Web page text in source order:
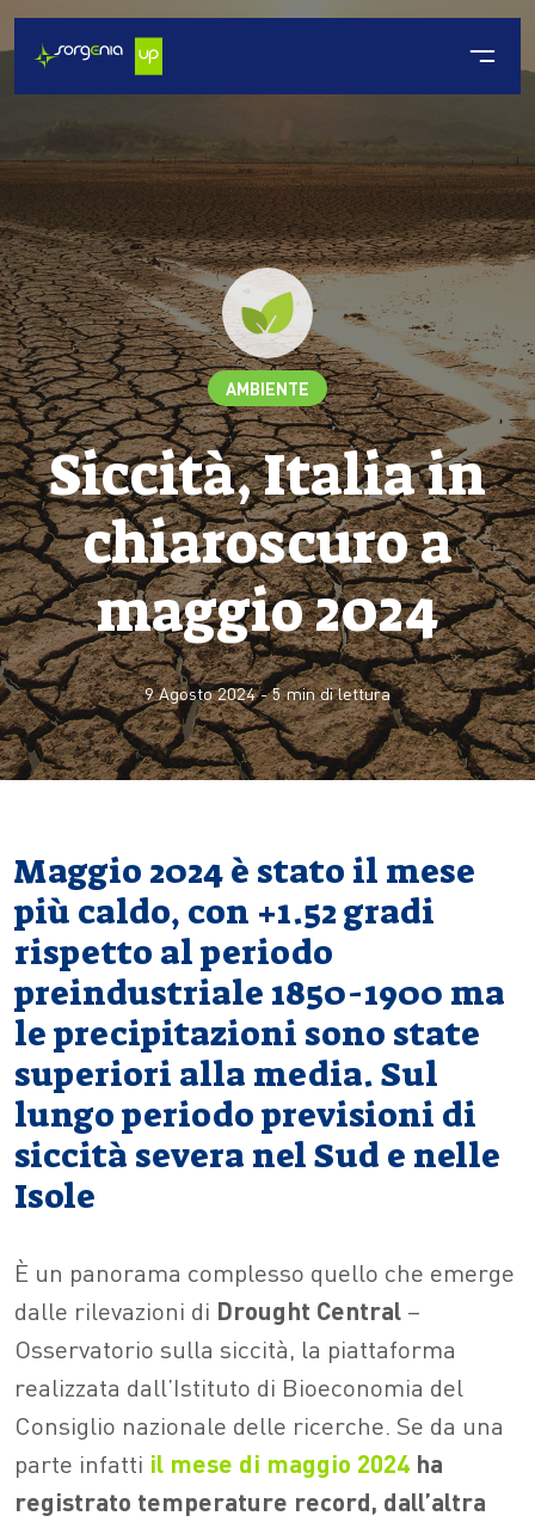
AMBIENTE
Siccità, Italia in
chiaroscuro a
maggio 2024
9 Agosto 2024-5min di lettura
Maggio 2024 è stato il mese
più caldo, con +1.52 gradi
rispetto al periodo
preindustriale 1850-1900 ma
le precipitazioni sono state
superiori alla media. Sul
lungo periodo previsioni di
siccità severa nel Sud e nelle
Isole
È un panorama complesso quello che emerge
dalle rilevazioni di Drought Central –
Osservatorio sulla siccità, la piattaforma
realizzata dall’Istituto di Bioeconomia del
Consiglio nazionale delle ricerche. Se da una
parte infatti il mese di maggio 2024 ha
registrato temperature record, dall’altra